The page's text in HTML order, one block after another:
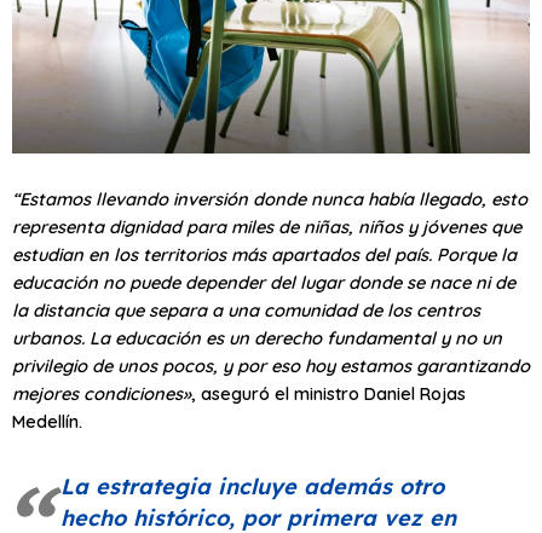
“Estamos llevando inversión donde nunca había llegado, esto
representa dignidad para miles de niñas, niños y jóvenes que
estudian en los territorios más apartados del país. Porque la
educación no puede depender del lugar donde se nace ni de
la distancia que separa a una comunidad de los centros
urbanos. La educación es un derecho fundamental y no un
privilegio de unos pocos, y por eso hoy estamos garantizando
mejores condiciones», aseguró el ministro Daniel Rojas
Medellín.
La estrategia incluye además otro
hecho histórico, por primera vez en